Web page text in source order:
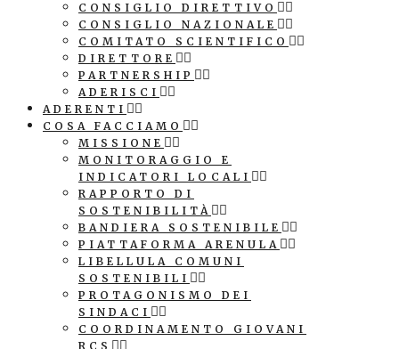
CONSIGLIO DIRETTIVO
CONSIGLIO NAZIONALE
COMITATO SCIENTIFICO
DIRETTORE
PARTNERSHIP
ADERISCI
ADERENTI
COSA FACCIAMO
MISSIONE
MONITORAGGIO E
INDICATORI LOCALI
RAPPORTO DI
SOSTENIBILITÀ
BANDIERA SOSTENIBILE
PIATTAFORMA ARENULA
LIBELLULA COMUNI
SOSTENIBILI
PROTAGONISMO DEI
SINDACI
COORDINAMENTO GIOVANI
RCS